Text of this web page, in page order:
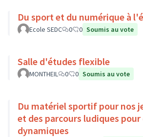
Du sport et du numérique à
Ecole SEDC 0 0 Soumis au vote
Salle d'études flexible
MONTHEIL 0 0 Soumis au vote
Du matériel sportif pour nos
et des parcours ludiques pour
dynamiques